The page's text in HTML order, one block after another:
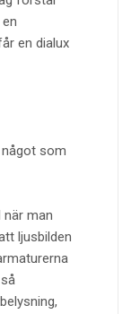
en dialux
som
när man
ljusbilden